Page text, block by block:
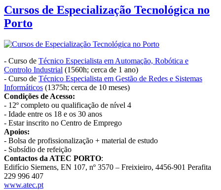
Cursos de Especialização Tecnológica no
Porto
- Curso de Técnico Especialista em Automação, Robótica e
Controlo Industrial (1560h; cerca de 1 ano)
- Curso de Técnico Especialista em Gestão de Redes e Sistemas
Informáticos (1375h; cerca de 10 meses)
Condições de Acesso:
- 12º completo ou qualificação de nível 4
- Idade entre os 18 e os 30 anos
- Estar inscrito no Centro de Emprego
Apoios:
- Bolsa de profissionalização + material de estudo
- Subsídio de refeição
Contactos da ATEC PORTO:
Edifício Siemens, EN 107, nº 3570 – Freixieiro, 4456-901 Perafita
229 996 407
www.atec.pt